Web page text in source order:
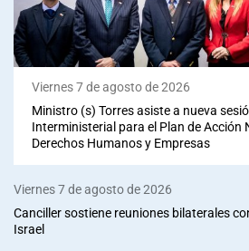
Viernes 7 de agosto de 2026
Ministro (s) Torres asiste a nueva
Interministerial para el Plan de Acción
Derechos Humanos y Empresas
Viernes 7 de agosto de 2026
Canciller sostiene reuniones bilaterales
Israel